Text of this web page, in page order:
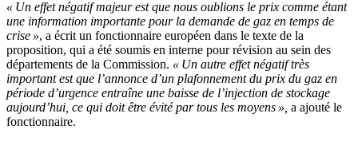
« Un effet négatif majeur est que nous oublions le prix comme étant
une information importante pour la demande de gaz en temps de
crise », a écrit un fonctionnaire européen dans le texte de la
proposition, qui a été soumis en interne pour révision au sein des
départements de la Commission. « Un autre effet négatif très
important est que l’annonce d’un plafonnement du prix du gaz en
période d’urgence entraîne une baisse de l’injection de stockage
aujourd’hui, ce qui doit être évité par tous les moyens », a ajouté le
fonctionnaire.